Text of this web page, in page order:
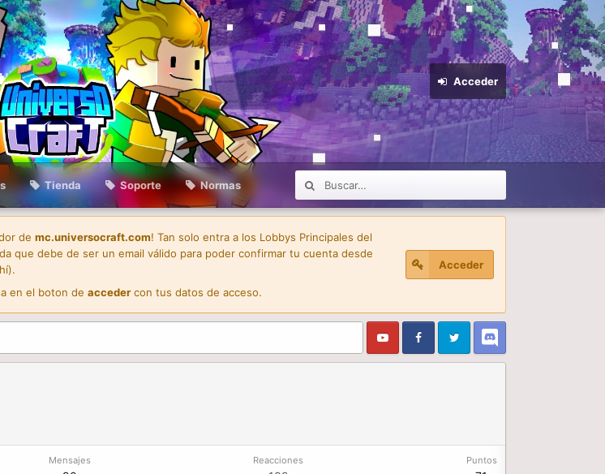
Acceder
Tienda Soporte Normas
de mc.universocraft.com! Tan solo entra a los Lobbys Principales del
que debe de ser un email válido para poder confirmar tu cuenta desde
en el boton de accedercon tus datos de acceso.
Acceder
Mensajes Reacciones Puntos